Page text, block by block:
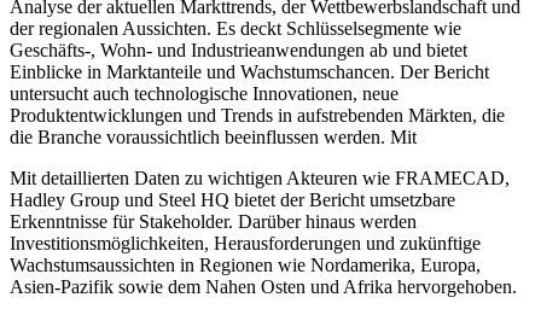
Analyse der aktuellen Markttrends, der Wettbewerbslandschaft und
der regionalen Aussichten. Es deckt Schlüsselsegmente wie
Geschäfts-, Wohn- und Industrieanwendungen ab und bietet
Einblicke in Marktanteile und Wachstumschancen. Der Bericht
untersucht auch technologische Innovationen, neue
Produktentwicklungen und Trends in aufstrebenden Märkten, die
die Branche voraussichtlich beeinflussen werden. Mit
Mit detaillierten Daten zu wichtigen Akteuren wie FRAMECAD,
Hadley Group und Steel HQ bietet der Bericht umsetzbare
Erkenntnisse für Stakeholder. Darüber hinaus werden
Investitionsmöglichkeiten, Herausforderungen und zukünftige
Wachstumsaussichten in Regionen wie Nordamerika, Europa,
Asien-Pazifik sowie dem Nahen Osten und Afrika hervorgehoben.